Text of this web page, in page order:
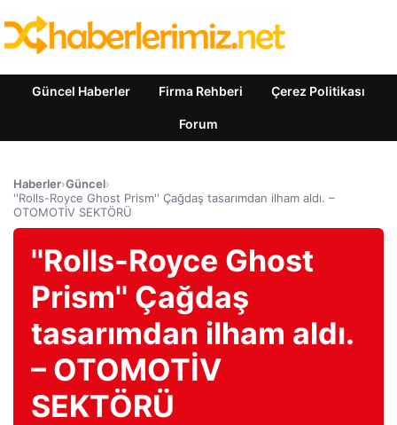
Güncel Haberler Firma Rehberi Çerez Politikası
Forum
Haberler›Güncel›
''Rolls-Royce Ghost Prism'' Çağdaş tasarımdan ilham aldı. –
OTOMOTİV SEKTÖRÜ
''Rolls-Royce Ghost
Prism'' Çağdaş
tasarımdan ilham aldı.
– OTOMOTİV
SEKTÖRÜ